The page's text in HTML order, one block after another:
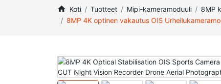
Koti Tuotteet Mipi-kameramoduuli
8MP
8MP 4K optinen vakautus OIS